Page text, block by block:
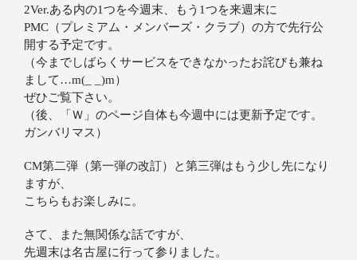
2Ver.ある内の1つを今週末、もう1つを来週末に
PMC（プレミアム・メンバーズ・クラブ）の方で先行公
開する予定です。
（今までしばらくサービスをできなかったお詫びも兼ね
まして…m(_ _)m）
ぜひご覧下さい。
（後、「Ｗ」のページ自体も今週中には更新予定です。
ガンバリマス）
CM第二弾（第一弾の改訂）と第三弾はもう少し先になり
ますが、
こちらもお楽しみに。
さて、また無関係な話ですが、
先週末は名古屋に行って参りました。